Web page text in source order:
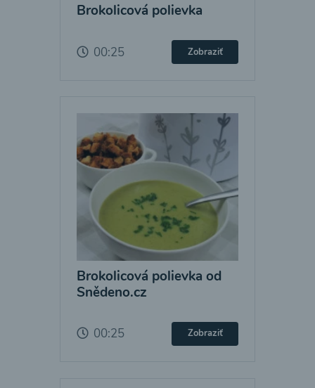
Brokolicová polievka
00:25 Zobraziť
Brokolicová polievka od
Snědeno.cz
00:25 Zobraziť